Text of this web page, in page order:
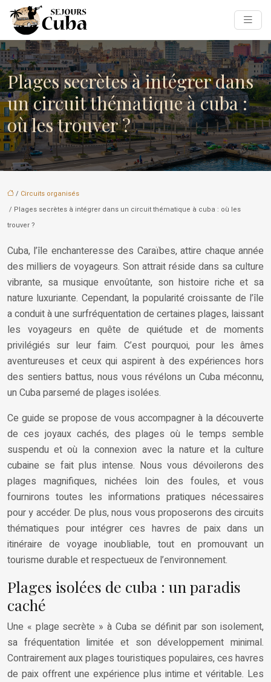
Plages secrètes à intégrer dans
un circuit thématique à cuba :
où les trouver ?
/ Circuits organisés
/ Plages secrètes à intégrer dans un circuit thématique à cuba : où les
trouver ?
Cuba, l’île enchanteresse des Caraïbes, attire chaque année
des milliers de voyageurs. Son attrait réside dans sa culture
vibrante, sa musique envoûtante, son histoire riche et sa
nature luxuriante. Cependant, la popularité croissante de l’île
a conduit à une surfréquentation de certaines plages, laissant
les voyageurs en quête de quiétude et de moments
privilégiés sur leur faim. C’est pourquoi, pour les âmes
aventureuses et ceux qui aspirent à des expériences hors
des sentiers battus, nous vous révélons un Cuba méconnu,
un Cuba parsemé de plages isolées.
Ce guide se propose de vous accompagner à la découverte
de ces joyaux cachés, des plages où le temps semble
suspendu et où la connexion avec la nature et la culture
cubaine se fait plus intense. Nous vous dévoilerons des
plages magnifiques, nichées loin des foules, et vous
fournirons toutes les informations pratiques nécessaires
pour y accéder. De plus, nous vous proposerons des circuits
thématiques pour intégrer ces havres de paix dans un
itinéraire de voyage inoubliable, tout en promouvant un
tourisme durable et respectueux de l’environnement.
Plages isolées de cuba : un paradis
caché
Une « plage secrète » à Cuba se définit par son isolement,
sa fréquentation limitée et son développement minimal.
Contrairement aux plages touristiques populaires, ces havres
de paix offrent une expérience plus intime et véritable. Les